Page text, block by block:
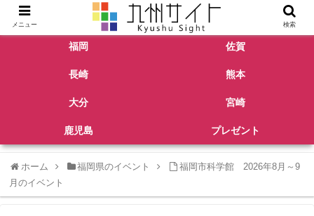
福岡 佐賀
長崎 熊本
大分 宮崎
鹿児島 プレゼント
ホーム 福岡県のイベント
福岡市科学館 2026年8月～9
月のイベント
メニュー 検索